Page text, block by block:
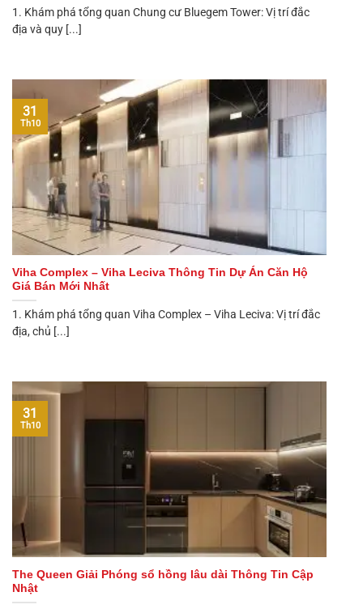
1. Khám phá tổng quan Chung cư Bluegem Tower: Vị trí đắc
địa và quy [...]
Viha Complex – Viha Leciva Thông Tin Dự Án Căn Hộ
Giá Bán Mới Nhất
1. Khám phá tổng quan Viha Complex – Viha Leciva: Vị trí đắc
địa, chủ [...]
31
Th10
The Queen Giải Phóng sổ hồng lâu dài Thông Tin Cập
Nhật
31
Th10